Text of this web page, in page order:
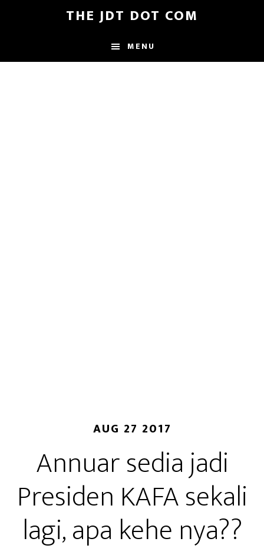
content
THE JDT DOT COM
MENU
AUG 27 2017
Annuar sedia jadi
Presiden KAFA sekali
lagi, apa kehe nya??